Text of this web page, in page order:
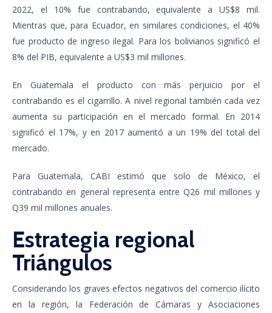
2022, el 10% fue contrabando, equivalente a US$8 mil.
Mientras que, para Ecuador, en similares condiciones, el 40%
fue producto de ingreso ilegal. Para los bolivianos significó el
8% del PIB, equivalente a US$3 mil millones.
En Guatemala el producto con más perjuicio por el
contrabando es el cigarrillo. A nivel regional también cada vez
aumenta su participación en el mercado formal. En 2014
significó el 17%, y en 2017 aumentó a un 19% del total del
mercado.
Para Guatemala, CABI estimó que solo de México, el
contrabando en general representa entre Q26 mil millones y
Q39 mil millones anuales.
Estrategia regional
Triángulos
Considerando los graves efectos negativos del comercio ilícito
en la región, la Federación de Cámaras y Asociaciones